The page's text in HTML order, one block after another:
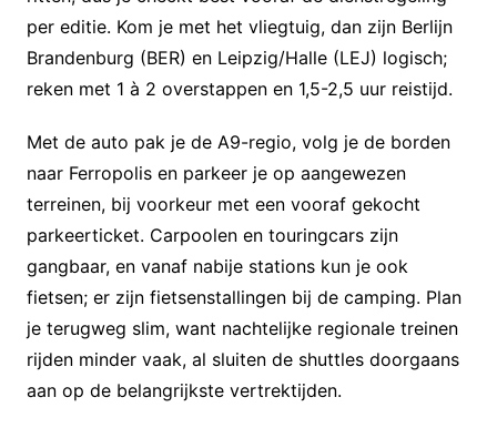
per editie. Kom je met het vliegtuig, dan zijn Berlijn
Brandenburg (BER) en Leipzig/Halle (LEJ) logisch;
reken met 1 à 2 overstappen en 1,5-2,5 uur reistijd.
Met de auto pak je de A9-regio, volg je de borden
naar Ferropolis en parkeer je op aangewezen
terreinen, bij voorkeur met een vooraf gekocht
parkeerticket. Carpoolen en touringcars zijn
gangbaar, en vanaf nabije stations kun je ook
fietsen; er zijn fietsenstallingen bij de camping. Plan
je terugweg slim, want nachtelijke regionale treinen
rijden minder vaak, al sluiten de shuttles doorgaans
aan op de belangrijkste vertrektijden.